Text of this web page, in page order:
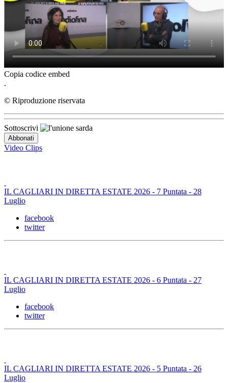
Copia codice embed
.
© Riproduzione riservata
Sottoscrivi
Video Clips
IL CAGLIARI IN DIRETTA ESTATE 2026 - 7 Puntata - 28
Luglio
facebook
twitter
IL CAGLIARI IN DIRETTA ESTATE 2026 - 6 Puntata - 27
Luglio
facebook
twitter
IL CAGLIARI IN DIRETTA ESTATE 2026 - 5 Puntata - 26
Luglio